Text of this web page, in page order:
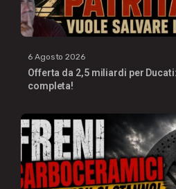
6 Agosto 2026
Offerta da 2,5 miliardi per
completa!